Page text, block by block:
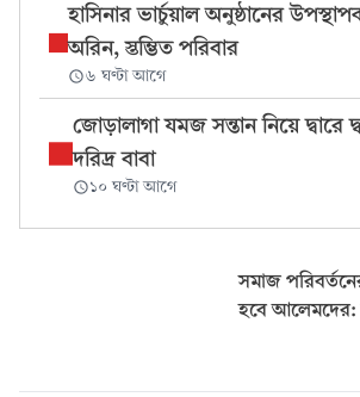
হাসিনার ভার্চুয়াল অনুষ্ঠানের
অরিন, স্তম্ভিত পরিবার
৬ ঘণ্টা আগে
জোড়ালাগা যমজ সন্তান নিয়ে দ্বারে
দরিদ্র বাবা
১০ ঘণ্টা আগে
সমাজ
হবে আলেমদের: